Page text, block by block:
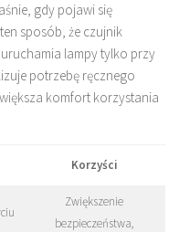
gdy pojawi się
sposób, że czujnik
lampy tylko przy
potrzebę ręcznego
komfort korzystania
Korzyści
Zwiększenie
bezpieczeństwa,